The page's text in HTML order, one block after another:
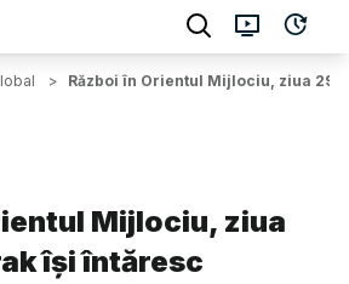
> Război în Orientul Mijlociu, ziua
Mijlociu, ziua
își întăresc